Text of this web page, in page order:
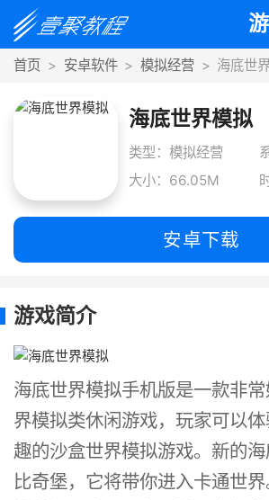
首页 安卓软件 模拟经营 海底世
海底世界模拟
类型：模拟经营
大小：66.05M
安卓下载
游戏简介
海底世界模拟手机版是一款非
界模拟类休闲游戏，玩家可以
趣的沙盒世界模拟游戏。新的
比奇堡，它将带你进入卡通世界